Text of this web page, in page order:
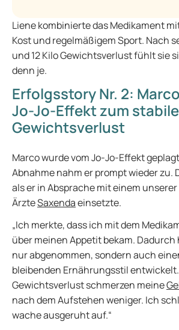
Liene kombinierte das Medikament
Kost und regelmäßigem Sport. Nach
und 12 Kilo Gewichtsverlust fühlt sie
denn je.
Erfolgsstory Nr. 2:
Jo-Jo-Effekt zum
Gewichtsverlust
Marco wurde vom Jo-Jo-Effekt
Abnahme nahm er prompt wieder zu.
als er in Absprache mit einem
ÄrzteSaxendaeinsetzte.
„Ich merkte, dass ich mit dem
über meinen Appetit bekam.
nur abgenommen, sondern auch
bleibenden Ernährungsstil
Gewichtsverlust schmerzen meine
nach dem Aufstehen weniger. Ich
wache ausgeruht auf.“